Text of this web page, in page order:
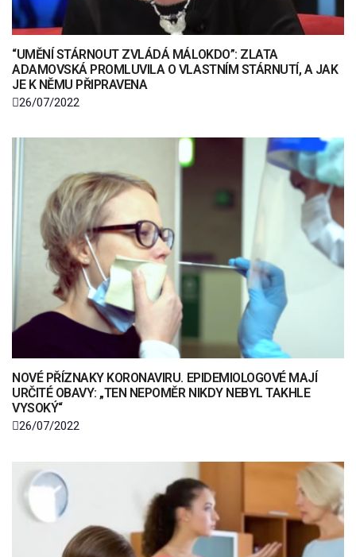
“UMĚNÍ STÁRNOUT ZVLÁDÁ MÁLOKDO”: ZLATA
ADAMOVSKÁ PROMLUVILA O VLASTNÍM STÁRNUTÍ, A JAK
JE K NĚMU PŘIPRAVENA
26/07/2022
NOVÉ PŘÍZNAKY KORONAVIRU. EPIDEMIOLOGOVÉ MAJÍ
URČITÉ OBAVY: „TEN NEPOMĚR NIKDY NEBYL TAKHLE
VYSOKÝ“
26/07/2022